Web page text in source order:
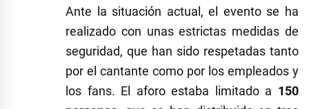
Ante la situación actual, el evento se ha
realizado con unas estrictas medidas de
seguridad, que han sido respetadas tanto
por el cantante como por los empleados y
los fans. El aforo estaba limitado a 150